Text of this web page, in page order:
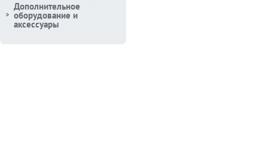
Дополнительное
оборудование и
аксессуары